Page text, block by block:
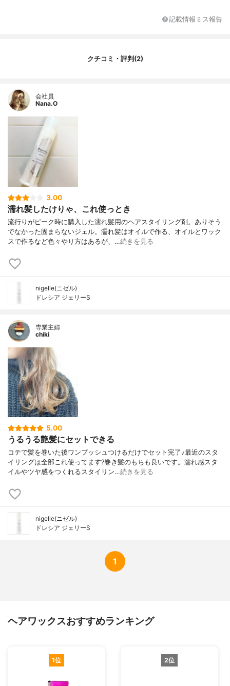
ー、ベヘントリモニウムメトサルフェート
、PPG-4セテス-20、PPG-8セテス-20 、
記載情報ミス報告
クチコミ・評判(2)
会社員
Nana.O
3.00
濡れ髪したけりゃ、これ使っとき
流行りがピーク時に購入した濡れ髪用のヘアスタイリング剤。ありそう
でなかった固まらないジェル。濡れ髪はオイルで作る、オイルとワック
スで作るなど色々やり方はあるが、…続きを見る
nigelle(ニゼル)
ドレシア ジェリーS
専業主婦
chiki
5.00
うるうる艶髪にセットできる
コテで髪を巻いた後ワンプッシュつけるだけでセット完了♪最近のスタ
イリングは全部これ使ってます?巻き髪のもちも良いです。濡れ感スタ
イルやツヤ感をつくれるスタイリン…続きを見る
nigelle(ニゼル)
ドレシア ジェリーS
1
ヘアワックスおすすめランキング
1位 2位